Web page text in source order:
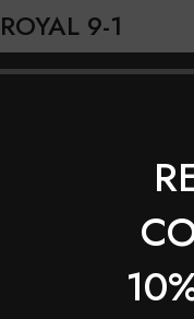
9-1
color.
incluso sobre